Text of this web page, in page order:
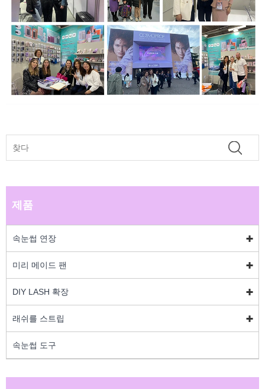
제품
속눈썹 연장
미리 메이드 팬
DIY LASH 확장
래쉬를 스트립
속눈썹 도구